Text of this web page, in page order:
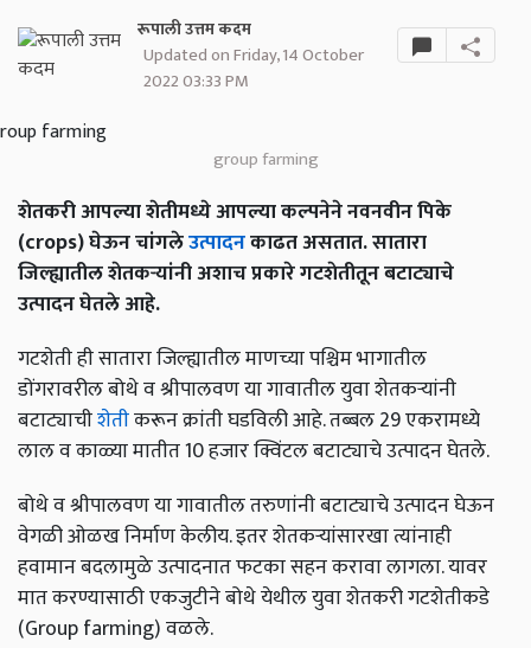
रूपाली उत्तम कदम
Updated on Friday, 14 October
2022 03:33 PM
group farming
शेतकरी आपल्या शेतीमध्ये आपल्या कल्पनेने नवनवीन पिके
(crops) घेऊन चांगलेउत्पादनकाढत असतात. सातारा
जिल्ह्यातील शेतकऱ्यांनी अशाच प्रकारे गटशेतीतून बटाट्याचे
उत्पादन घेतले आहे.
गटशेती ही सातारा जिल्ह्यातील माणच्या पश्चिम भागातील
डोंगरावरील बोथे व श्रीपालवण या गावातील युवा शेतकऱ्यांनी
बटाट्याचीशेतीकरून क्रांती घडविली आहे. तब्बल 29 एकरामध्ये
लाल व काळ्या मातीत 10 हजार क्विंटल बटाट्याचे उत्पादन घेतले.
बोथे व श्रीपालवण या गावातील तरुणांनी बटाट्याचे उत्पादन घेऊन
वेगळी ओळख निर्माण केलीय. इतर शेतकऱ्यांसारखा त्यांनाही
हवामान बदलामुळे उत्पादनात फटका सहन करावा लागला. यावर
मात करण्यासाठी एकजुटीने बोथे येथील युवा शेतकरी गटशेतीकडे
(Group farming) वळले.